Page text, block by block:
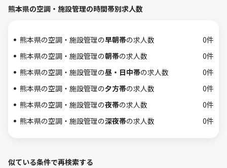
熊本県の空調・施設管理の時間帯別求人数
熊本県の空調・施設管理の早朝帯の求人数
0件
熊本県の空調・施設管理の朝帯の求人数
0件
熊本県の空調・施設管理の昼・日中帯の求人数
0件
熊本県の空調・施設管理の夕方帯の求人数
0件
熊本県の空調・施設管理の夜帯の求人数
0件
熊本県の空調・施設管理の深夜帯の求人数 0件
似ている条件で再検索する